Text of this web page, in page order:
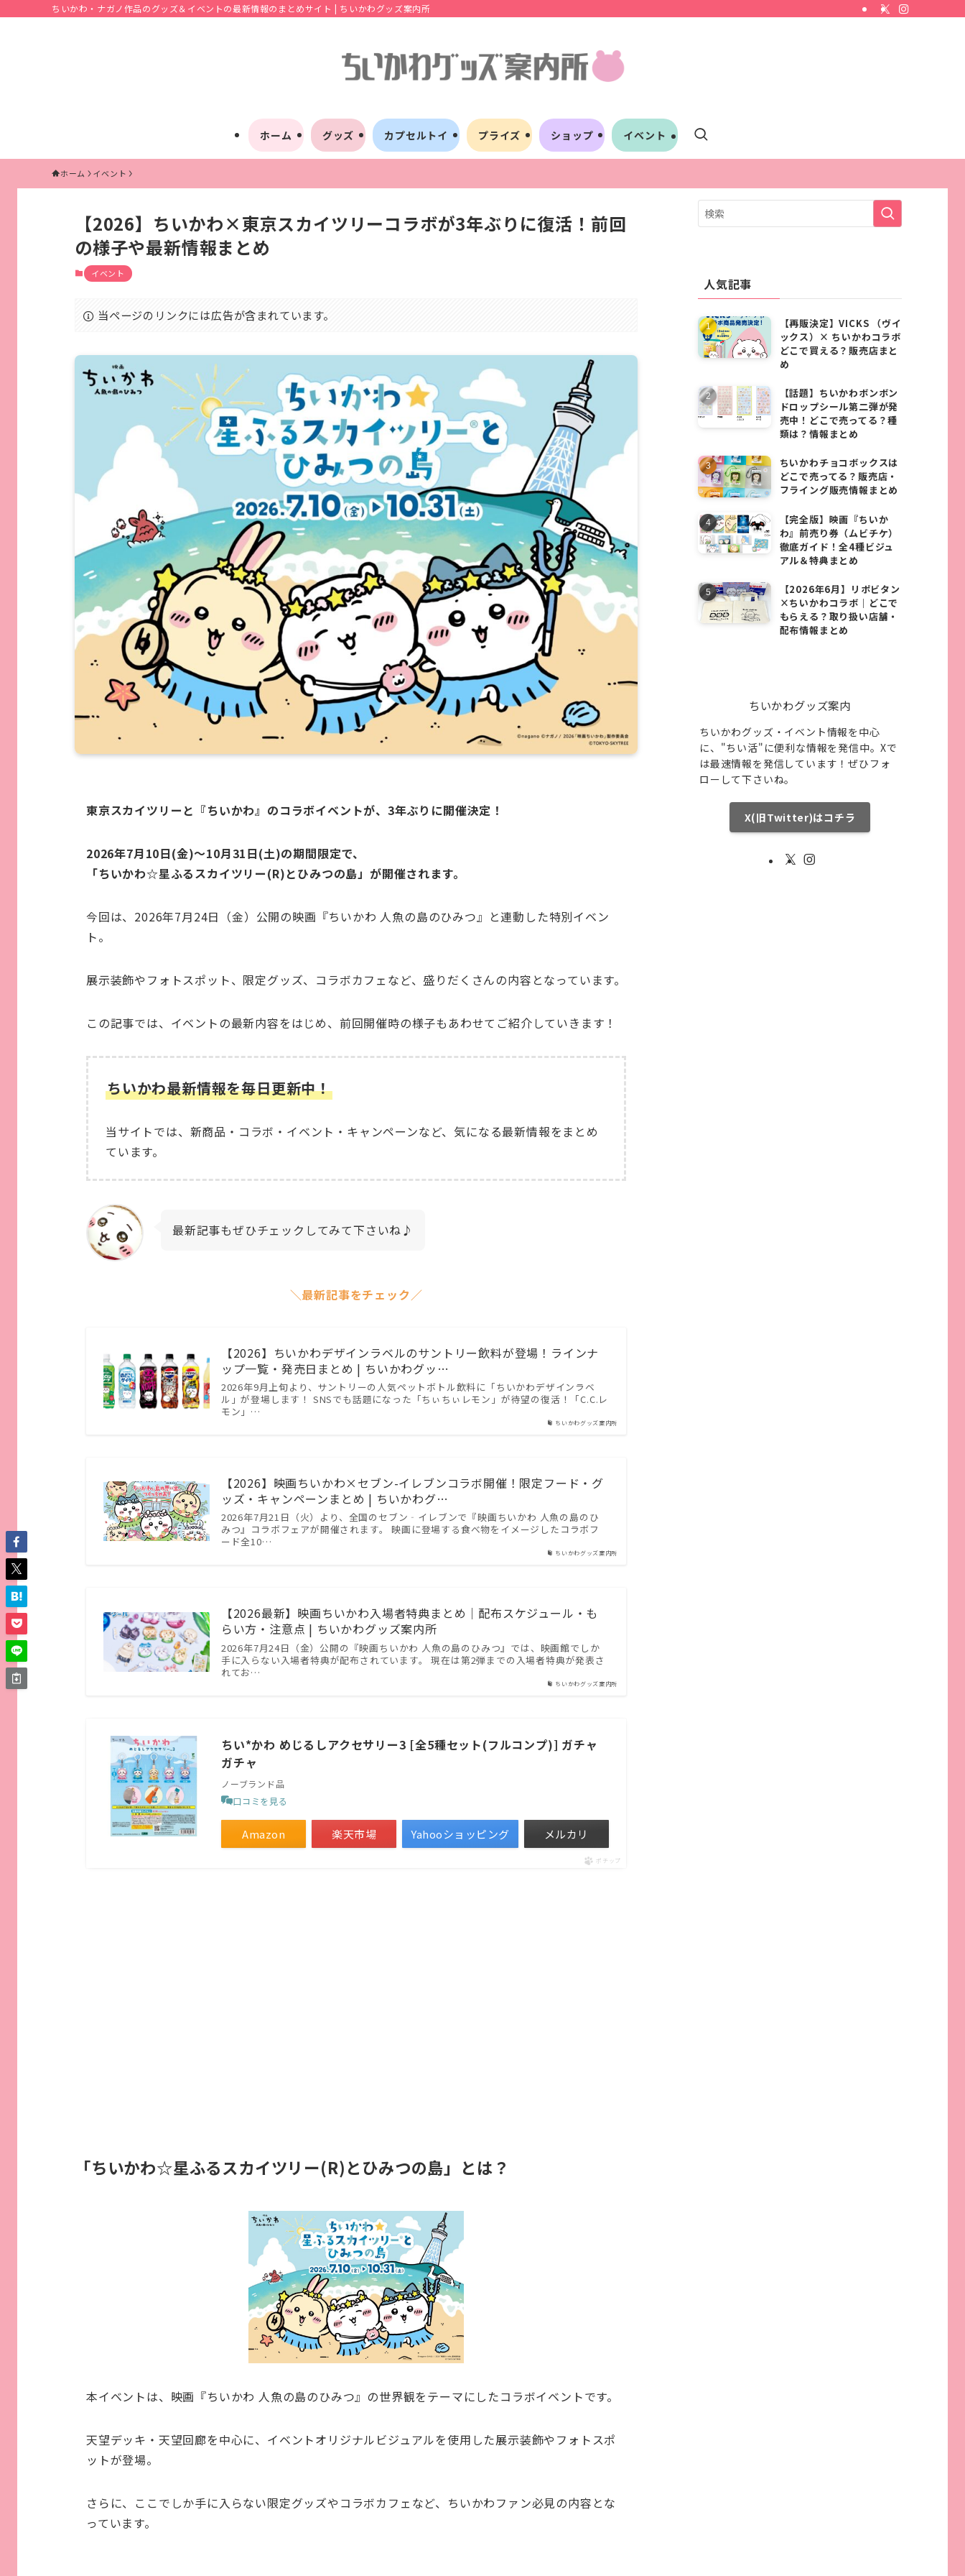
ちいかわ・ナガノ作品のグッズ＆イベントの最新情報のまとめサイト | ちいかわグッズ案内所
ホーム グッズ カプセルトイ プライズ ショップ イベント
ホーム イベント
【2026】ちいかわ×東京スカイツリーコラボが3年ぶりに復活！前回
の様子や最新情報まとめ
イベント
当ページのリンクには広告が含まれています。
東京スカイツリーと『ちいかわ』のコラボイベントが、3年ぶりに開催決定！
2026年7月10日(金)〜10月31日(土)の期間限定で、
「ちいかわ☆星ふるスカイツリー(R)とひみつの島」が開催されます。
今回は、2026年7月24日（金）公開の映画『ちいかわ 人魚の島のひみつ』と連動した特別イベン
ト。
展示装飾やフォトスポット、限定グッズ、コラボカフェなど、盛りだくさんの内容となっています。
この記事では、イベントの最新内容をはじめ、前回開催時の様子もあわせてご紹介していきます！
ちいかわ最新情報を毎日更新中！
当サイトでは、新商品・コラボ・イベント・キャンペーンなど、気になる最新情報をまとめ
ています。
最新記事もぜひチェックしてみて下さいね♪
＼最新記事をチェック／
ちいかわグッズ案内所
【2026】ちいかわデザインラベルのサントリー飲料が登場！ラインナ
ップ一覧・発売日まとめ | ちいかわグッ…
2026年9月上旬より、サントリーの人気ペットボトル飲料に「ちいかわデザインラベ
ル」が登場します！ SNSでも話題になった「ちぃちぃレモン」が待望の復活！「C.C.レ
モン」…
ちいかわグッズ案内所
【2026】映画ちいかわ×セブン-イレブンコラボ開催！限定フード・グ
ッズ・キャンペーンまとめ | ちいかわグ…
2026年7月21日（火）より、全国のセブン‐イレブンで『映画ちいかわ 人魚の島のひ
みつ』コラボフェアが開催されます。 映画に登場する食べ物をイメージしたコラボフ
ード全10…
ちいかわグッズ案内所
【2026最新】映画ちいかわ入場者特典まとめ｜配布スケジュール・も
らい方・注意点 | ちいかわグッズ案内所
2026年7月24日（金）公開の『映画ちいかわ 人魚の島のひみつ』では、映画館でしか
手に入らない入場者特典が配布されています。 現在は第2弾までの入場者特典が発表さ
れてお…
ちい*かわ めじるしアクセサリー3 [全5種セット(フルコンプ)] ガチャ
ガチャ
ノーブランド品
口コミを見る
Amazon 楽天市場 Yahooショッピング メルカリ
ポチップ
「ちいかわ☆星ふるスカイツリー(R)とひみつの島」とは？
本イベントは、映画『ちいかわ 人魚の島のひみつ』の世界観をテーマにしたコラボイベントです。
天望デッキ・天望回廊を中心に、イベントオリジナルビジュアルを使用した展示装飾やフォトスポ
ットが登場。
さらに、ここでしか手に入らない限定グッズやコラボカフェなど、ちいかわファン必見の内容とな
っています。
人気記事
【再販決定】VICKS （ヴイ
ックス）× ちいかわコラボ
どこで買える？販売店まと
め
【話題】ちいかわボンボン
ドロップシール第二弾が発
売中！どこで売ってる？種
類は？情報まとめ
ちいかわチョコボックスは
どこで売ってる？販売店・
フライング販売情報まとめ
【完全版】映画『ちいか
わ』前売り券（ムビチケ）
徹底ガイド！全4種ビジュ
アル＆特典まとめ
【2026年6月】リポビタン
×ちいかわコラボ｜どこで
もらえる？取り扱い店舗・
配布情報まとめ
ちいかわグッズ案内
ちいかわグッズ・イベント情報を中心
に、"ちい活"に便利な情報を発信中。Xで
は最速情報を発信しています！ぜひフォ
ローして下さいね。
X(旧Twitter)はコチラ